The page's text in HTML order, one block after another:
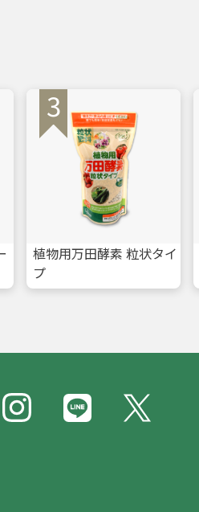
植物用万田酵素 粒状タイ
プ